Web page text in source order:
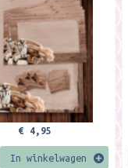
€ 4,95
In winkelwagen